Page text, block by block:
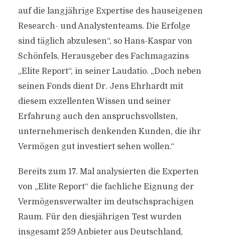
auf die langjährige Expertise des hauseigenen
Research- und Analystenteams. Die Erfolge
sind täglich abzulesen“, so Hans-Kaspar von
Schönfels, Herausgeber des Fachmagazins
„Elite Report“, in seiner Laudatio. „Doch neben
seinen Fonds dient Dr. Jens Ehrhardt mit
diesem exzellenten Wissen und seiner
Erfahrung auch den anspruchsvollsten,
unternehmerisch denkenden Kunden, die ihr
Vermögen gut investiert sehen wollen.“
Bereits zum 17. Mal analysierten die Experten
von „Elite Report“ die fachliche Eignung der
Vermögensverwalter im deutschsprachigen
Raum. Für den diesjährigen Test wurden
insgesamt 259 Anbieter aus Deutschland,